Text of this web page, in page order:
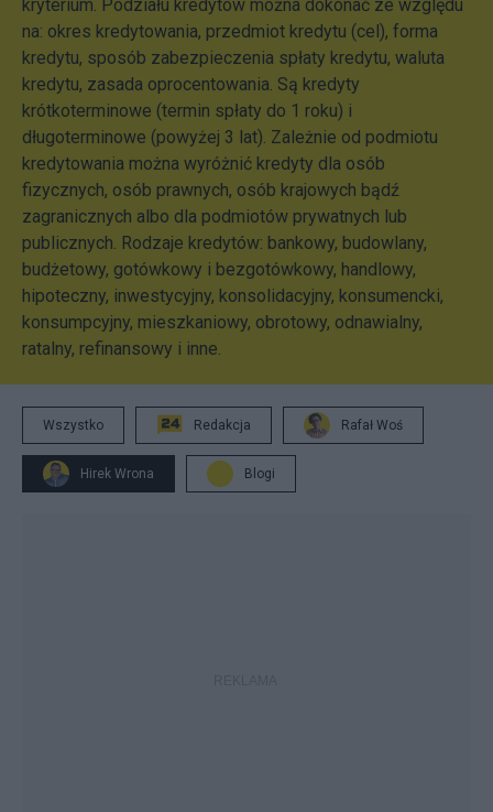
kryterium. Podziału kredytów można dokonać ze względu
na: okres kredytowania, przedmiot kredytu (cel), forma
kredytu, sposób zabezpieczenia spłaty kredytu, waluta
kredytu, zasada oprocentowania. Są kredyty
krótkoterminowe (termin spłaty do 1 roku) i
długoterminowe (powyżej 3 lat). Zależnie od podmiotu
kredytowania można wyróżnić kredyty dla osób
fizycznych, osób prawnych, osób krajowych bądź
zagranicznych albo dla podmiotów prywatnych lub
publicznych. Rodzaje kredytów: bankowy, budowlany,
budżetowy, gotówkowy i bezgotówkowy, handlowy,
hipoteczny, inwestycyjny, konsolidacyjny, konsumencki,
konsumpcyjny, mieszkaniowy, obrotowy, odnawialny,
ratalny, refinansowy i inne.
Wszystko Redakcja Rafał Woś
Hirek Wrona Blogi